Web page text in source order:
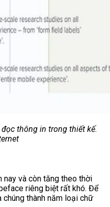
thông in trong thiết kế.
nay và còn tăng theo thời
riêng biệt rất khó. Để
thành năm loại chữ